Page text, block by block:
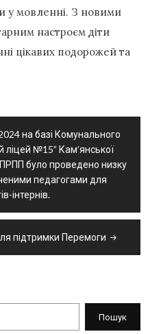
у мовленні. З новими
настроєм діти
цікавих подорожей та
на базі Комунального
ліцей №15” Кам’янської
було проведено низку
педагогами для
інтернів.
підтримки Перемоги
Пошук